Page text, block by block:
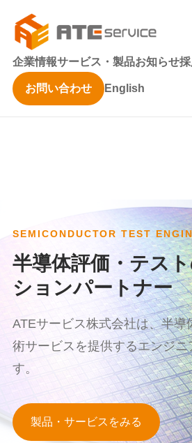
企業情報サービス・製品お知らせ
お問い合わせ English
SEMICONDUCTOR TEST
半導体評価・テス
ションパートナー
ATEサービス株式会社は、半導
術サービスを提供するエンジ
す。
製品・サービスをみる